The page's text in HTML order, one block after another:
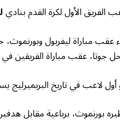
الفريق الأول لكرة القدم بنادي
عقب مباراة ليفربول
جوتا، عقب مباراة الفريقين
يسجل 10 أهداف في الجولة الإفتتاحية لـ
بورنموث، برباعية مقابل